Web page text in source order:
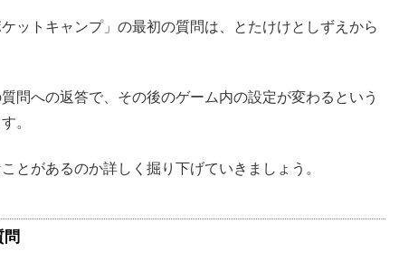
ケットキャンプ」の最初の質問は、とたけけとしずえから
問への返答で、その後のゲーム内の設定が変わるという
。
とがあるのか詳しく掘り下げていきましょう。
問